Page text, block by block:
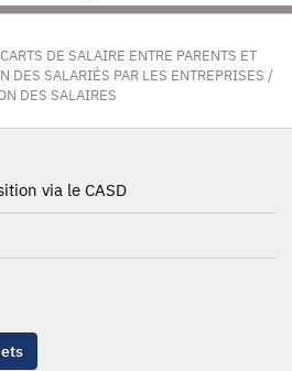
DE SALAIRE ENTRE PARENTS ET
DES SALARIÉS PAR LES ENTREPRISES /
DES SALAIRES
via le CASD